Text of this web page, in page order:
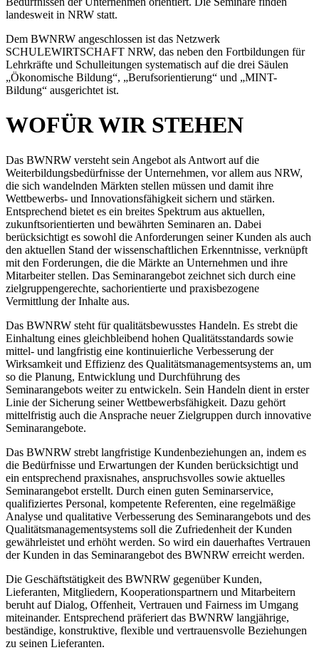
landesweit in NRW statt.
Dem BWNRW angeschlossen ist das Netzwerk
SCHULEWIRTSCHAFT NRW, das neben den Fortbildungen für
Lehrkräfte und Schulleitungen systematisch auf die drei Säulen
„Ökonomische Bildung“, „Berufsorientierung“ und „MINT-
Bildung“ ausgerichtet ist.
WOFÜR WIR STEHEN
Das BWNRW versteht sein Angebot als Antwort auf die
Weiterbildungsbedürfnisse der Unternehmen, vor allem aus NRW,
die sich wandelnden Märkten stellen müssen und damit ihre
Wettbewerbs- und Innovationsfähigkeit sichern und stärken.
Entsprechend bietet es ein breites Spektrum aus aktuellen,
zukunftsorientierten und bewährten Seminaren an. Dabei
berücksichtigt es sowohl die Anforderungen seiner Kunden als auch
den aktuellen Stand der wissenschaftlichen Erkenntnisse, verknüpft
mit den Forderungen, die die Märkte an Unternehmen und ihre
Mitarbeiter stellen. Das Seminarangebot zeichnet sich durch eine
zielgruppengerechte, sachorientierte und praxisbezogene
Vermittlung der Inhalte aus.
Das BWNRW steht für qualitätsbewusstes Handeln. Es strebt die
Einhaltung eines gleichbleibend hohen Qualitätsstandards sowie
mittel- und langfristig eine kontinuierliche Verbesserung der
Wirksamkeit und Effizienz des Qualitätsmanagementsystems an, um
so die Planung, Entwicklung und Durchführung des
Seminarangebots weiter zu entwickeln. Sein Handeln dient in erster
Linie der Sicherung seiner Wettbewerbsfähigkeit. Dazu gehört
mittelfristig auch die Ansprache neuer Zielgruppen durch innovative
Seminarangebote.
Das BWNRW strebt langfristige Kundenbeziehungen an, indem es
die Bedürfnisse und Erwartungen der Kunden berücksichtigt und
ein entsprechend praxisnahes, anspruchsvolles sowie aktuelles
Seminarangebot erstellt. Durch einen guten Seminarservice,
qualifiziertes Personal, kompetente Referenten, eine regelmäßige
Analyse und qualitative Verbesserung des Seminarangebots und des
Qualitätsmanagementsystems soll die Zufriedenheit der Kunden
gewährleistet und erhöht werden. So wird ein dauerhaftes Vertrauen
der Kunden in das Seminarangebot des BWNRW erreicht werden.
Die Geschäftstätigkeit des BWNRW gegenüber Kunden,
Lieferanten, Mitgliedern, Kooperationspartnern und Mitarbeitern
beruht auf Dialog, Offenheit, Vertrauen und Fairness im Umgang
miteinander. Entsprechend präferiert das BWNRW langjährige,
beständige, konstruktive, flexible und vertrauensvolle Beziehungen
zu seinen Lieferanten.